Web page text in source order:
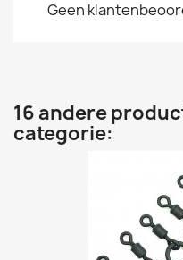
Geen
16 andere
categorie: